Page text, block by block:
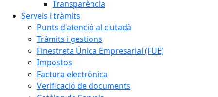
Transparència
Serveis i tràmits
Punts d'atenció al ciutadà
Tràmits i gestions
Finestreta Única Empresarial (FUE)
Impostos
Factura electrònica
Verificació de documents